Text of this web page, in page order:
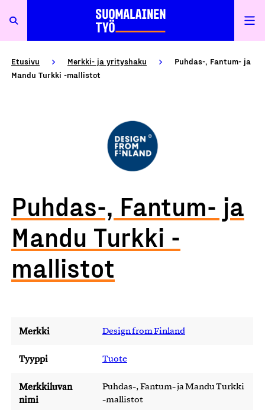
Etusivu Merkki- ja yrityshaku
Puhdas-, Fantum- ja
Mandu Turkki -mallistot
Puhdas-, Fantum- ja
Mandu Turkki -
mallistot
Merkki Design from Finland
Tyyppi Tuote
Merkkiluvan
nimi
Puhdas-, Fantum- ja Mandu Turkki
-mallistot